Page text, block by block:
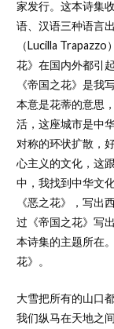
家发行。这本诗集
语、汉语三种语言
（Lucilla
花》在国内外都引
《帝国之花》是我
本意是花蒂的意思
活，这座城市是中
对称的环状扩散，
心主义的文化，这
中，我找到中华文
《恶之花》，写出
过《帝国之花》写
本诗集的主题所在
花》。
大雪把所有的山口
我们纵马在天地之